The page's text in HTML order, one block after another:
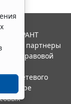
ГАРАНТ
и ее партнеры
правовой
сетевого
в сфере